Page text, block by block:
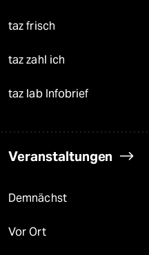
taz frisch
taz zahl ich
taz lab Infobrief
Veranstaltungen
Demnächst
Vor Ort